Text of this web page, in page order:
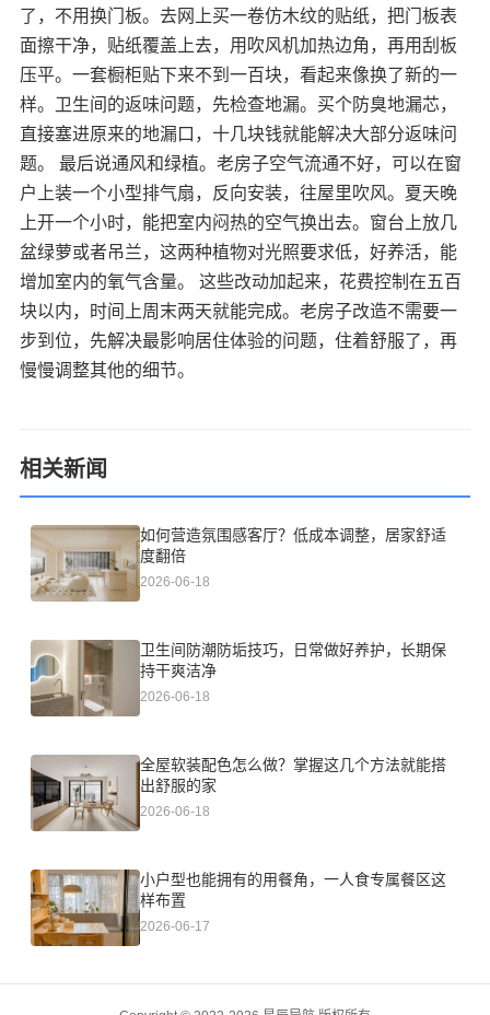
了，不用换门板。去网上买一卷仿木纹的贴纸，把门板表
面擦干净，贴纸覆盖上去，用吹风机加热边角，再用刮板
压平。一套橱柜贴下来不到一百块，看起来像换了新的一
样。卫生间的返味问题，先检查地漏。买个防臭地漏芯，
直接塞进原来的地漏口，十几块钱就能解决大部分返味问
题。 最后说通风和绿植。老房子空气流通不好，可以在窗
户上装一个小型排气扇，反向安装，往屋里吹风。夏天晚
上开一个小时，能把室内闷热的空气换出去。窗台上放几
盆绿萝或者吊兰，这两种植物对光照要求低，好养活，能
增加室内的氧气含量。 这些改动加起来，花费控制在五百
块以内，时间上周末两天就能完成。老房子改造不需要一
步到位，先解决最影响居住体验的问题，住着舒服了，再
慢慢调整其他的细节。
相关新闻
如何营造氛围感客厅？低成本调整，居家舒适
度翻倍
2026-06-18
卫生间防潮防垢技巧，日常做好养护，长期保
持干爽洁净
2026-06-18
全屋软装配色怎么做？掌握这几个方法就能搭
出舒服的家
2026-06-18
小户型也能拥有的用餐角，一人食专属餐区这
样布置
2026-06-17